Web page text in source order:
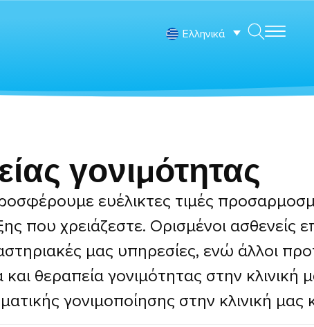
Ελληνικά
γονιμότητας
ευέλικτες τιμές
που χρειάζεστε. Ορισμένοι ασθενείς
μας υπηρεσίες, ενώ άλλοι
θεραπεία γονιμότητας στην κλινική
γονιμοποίησης στην κλινική μας